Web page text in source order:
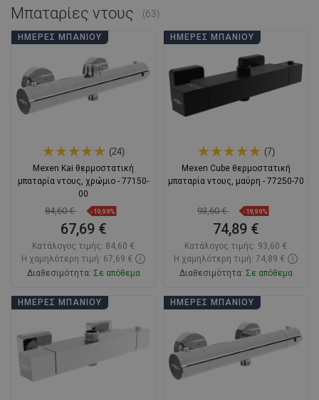
Μπαταρίες ντους (63)
ΗΜΈΡΕΣ ΜΠΆΝΙΟΥ
(24)
Mexen Kai θερμοστατική
μπαταρία ντους, χρώμιο - 77150-
00
84,60 € -19,99%
67,69 €
Κατάλογος τιμής: 84,60 €
Η χαμηλότερη τιμή: 67,69 €
Διαθεσιμότητα: Σε απόθεμα
Στο καλάθι
favorite_border Αγαπημένα
ΗΜΈΡΕΣ ΜΠΆΝΙΟΥ
(7)
Mexen Cube θερμοστατική
μπαταρία ντους, μαύρη - 77250-70
93,60 € -19,99%
74,89 €
Κατάλογος τιμής: 93,60 €
Η χαμηλότερη τιμή: 74,89 €
Διαθεσιμότητα: Σε απόθεμα
Στο καλάθι
favorite_border Αγαπημένα
ΗΜΈΡΕΣ ΜΠΆΝΙΟΥ ΗΜΈΡΕΣ ΜΠΆΝΙΟΥ